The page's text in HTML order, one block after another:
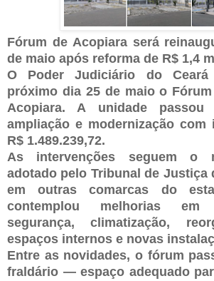
Fórum de Acopiara será
de maio após reforma de R$ 1,4
O Poder Judiciário do Ceará
próximo dia 25 de maio o
Acopiara. A unidade
ampliação e modernização com
R$ 1.489.239,72.
As intervenções seguem o
adotado pelo Tribunal de Justiça
em outras comarcas do
contemplou melhorias em
segurança, climatização,
espaços internos e novas
Entre as novidades, o fórum
fraldário — espaço adequado